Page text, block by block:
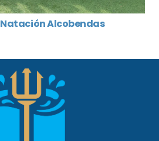
Natación Alcobendas